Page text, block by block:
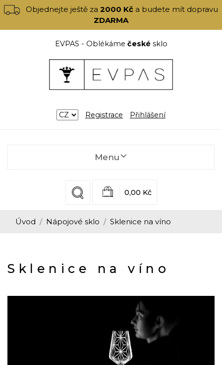
Objednejte ještě za2000 Kč a budete mít dopravu
ZDARMA
EVPAS - Oblékáme českésklo
Registrace Přihlášení
Menu
0,00 Kč
Úvod Nápojové sklo Sklenice na víno
Sklenice na víno